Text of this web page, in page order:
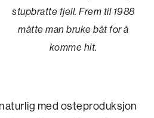
stupbratte fjell. Frem til 1988
måtte man bruke båt for å
komme hit.
med osteproduksjon